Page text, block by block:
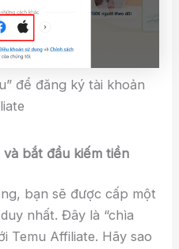
để đăng ký tài khoản
bắt đầu kiếm tiền
bạn sẽ được cấp một
nhất. Đây là “chìa
Temu Affiliate. Hãy sao